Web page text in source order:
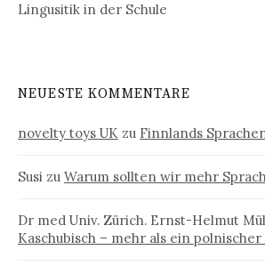
Lingusitik in der Schule
NEUESTE KOMMENTARE
novelty toys UK zu Finnlands
Susi zu Warum sollten wir mehr
Dr med Univ. Zürich. Ernst-Helmut
Kaschubisch – mehr als ein polnischer